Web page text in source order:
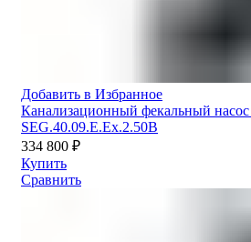
Добавить в Избранное
Канализационный фекальный
SEG.40.09.E.Ex.2.50B
334 800 ₽
Купить
Сравнить